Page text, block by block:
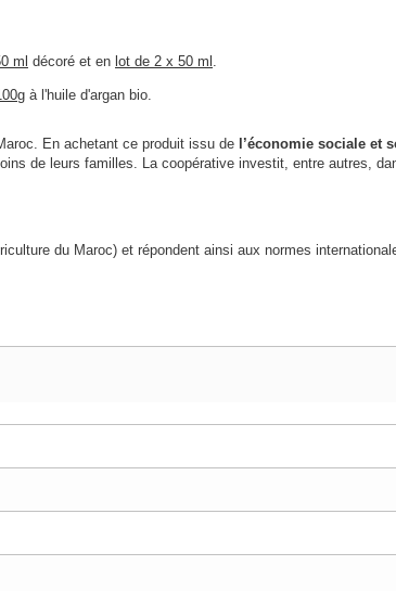
ml décoré et en lot de 2 x 50 ml .
à l'huile d'argan bio.
En achetant ce produit issu de l’économie sociale et
de leurs familles. La coopérative investit, entre autres,
du Maroc) et répondent ainsi aux normes